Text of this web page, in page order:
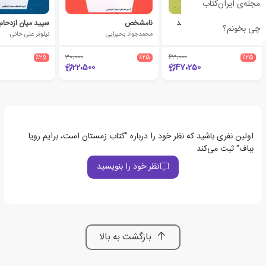
مجله‌ی ایران‌کتاب
چی بخونم؟
خاطراتت گنجشک می شوند
متین سادات نبوی
٪25 63،000
47،250
نامشخص
محمدجواد بحیرایی
٪25 30،000
22،500
سپید میان
نیلوفر علی خانی
٪25
اولین نفری باشید که نظر خود را درباره "کتاب زمستان است، برایم رویا
بباف" ثبت می‌کند
نظر خود را بنویسید
بازگشت به بالا